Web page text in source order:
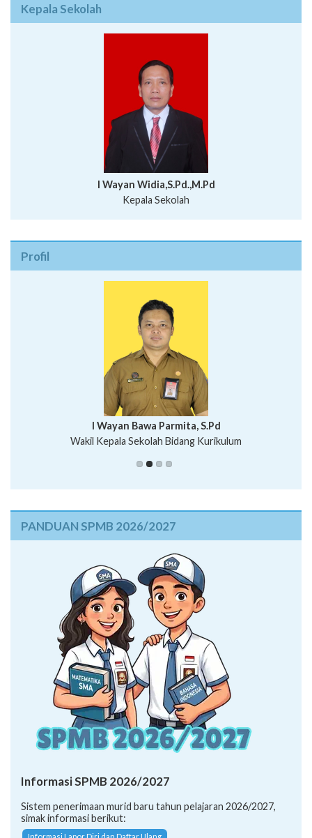
Kepala Sekolah
I Wayan Widia,S.Pd.,M.Pd
Kepala Sekolah
Profil
Putu Suhartana, S.Pd.
I Wayan Bawa Parmita, S.Pd
Wakil Kepala Sekolah Bidang Kurikulum
I Wayan Gede Aditya Pratita, S.Pd., M.Sn
Ni Wayan Nopi Sutantri, S.Pd.
PANDUAN SPMB 2026/2027
Informasi SPMB 2026/2027
Sistem penerimaan murid baru tahun pelajaran 2026/2027,
simak informasi berikut: